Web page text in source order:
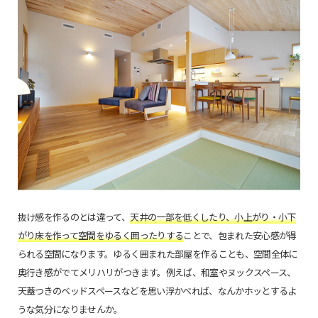
抜け感を作るのとは違って、天井の一部を低くしたり、小上がり・小下
がり床を作って空間をゆるく囲ったりすることで、包まれた安心感が得
られる空間になります。ゆるく囲まれた部屋を作ることも、空間全体に
奥行き感がでてメリハリがつきます。例えば、和室やヌックスペース、
天蓋つきのベッドスペースなどを思い浮かべれば、なんかホッとするよ
うな気分になりませんか。